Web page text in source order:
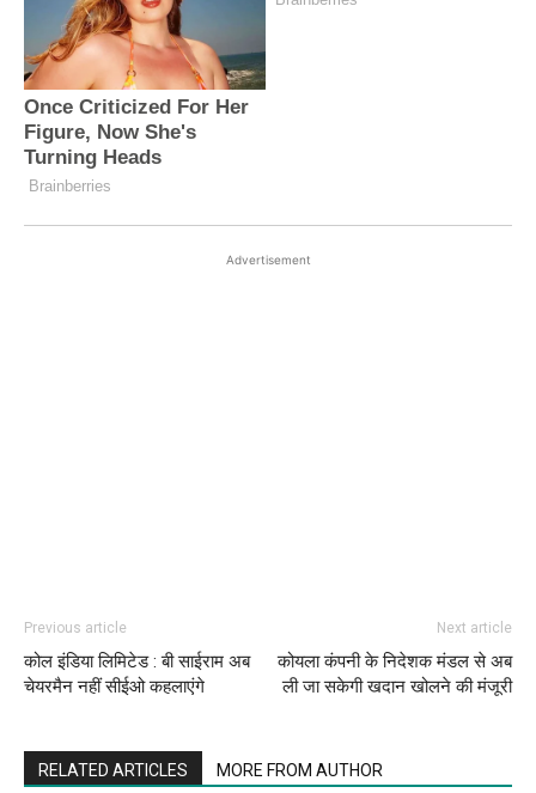
Advertisement
Previous article
कोल इंडिया लिमिटेड : बी साईराम अब
चेयरमैन नहीं सीईओ कहलाएंगे
Next article
कोयला कंपनी के निदेशक मंडल से अब
ली जा सकेगी खदान खोलने की मंजूरी
RELATED ARTICLES MORE FROM AUTHOR